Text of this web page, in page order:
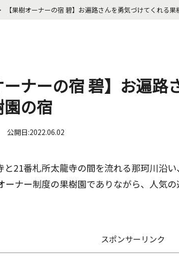
【果樹オーナーの宿 碧】お遍路さんを勇気づけてくれる果
ーナーの宿 碧】お遍
の宿
公開日:2022.06.02
と21番札所太龍寺の間を流れる那珂川沿
ーナー制度の果樹園でありながら、人気
スポンサーリンク